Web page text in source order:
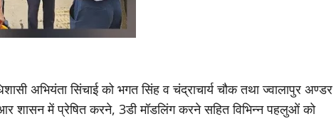
अभियंता सिंचाई को भगत सिंह व चंद्राचार्य चौक तथा ज्वालापुर अण्डर
शासन में प्रेषित करने, 3डी मॉडलिंग करने सहित विभिन्न पहलुओं को